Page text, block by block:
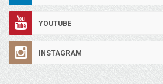
YOUTUBE
INSTAGRAM